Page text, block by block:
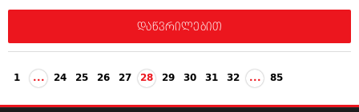
დაწვრილებით
1 ... 24 25 26 27 28 29 30 31 32 ... 85